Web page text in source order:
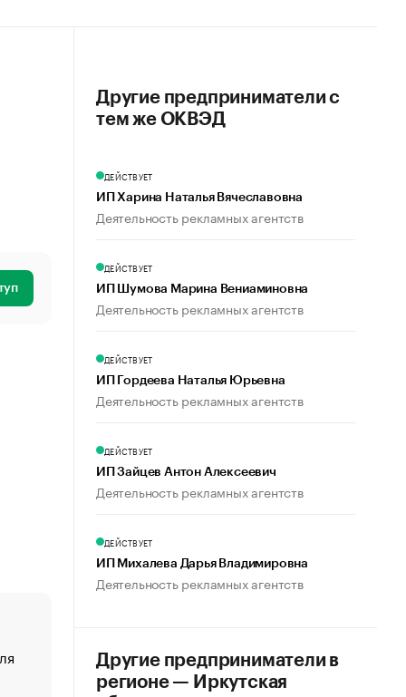
«От спорта тело стареет иначе». Как живет глава
создавшей GTA
Другие предприниматели с
тем же ОКВЭД
ДЕЙСТВУЕТ
ИП Харина Наталья Вячеславовна
Деятельность рекламных агентств
ДЕЙСТВУЕТ
ИП Шумова Марина Вениаминовна
Деятельность рекламных агентств
ДЕЙСТВУЕТ
ИП Гордеева Наталья Юрьевна
Деятельность рекламных агентств
ДЕЙСТВУЕТ
ИП Зайцев Антон Алексеевич
Деятельность рекламных агентств
ДЕЙСТВУЕТ
ИП Михалева Дарья Владимировна
Деятельность рекламных агентств
Другие предприниматели в
регионе — Иркутская